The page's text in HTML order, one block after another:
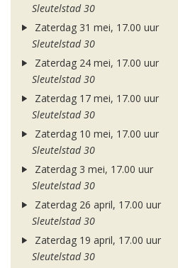
Sleutelstad 30
Zaterdag 31 mei, 17.00 uur
Sleutelstad 30
Zaterdag 24 mei, 17.00 uur
Sleutelstad 30
Zaterdag 17 mei, 17.00 uur
Sleutelstad 30
Zaterdag 10 mei, 17.00 uur
Sleutelstad 30
Zaterdag 3 mei, 17.00 uur
Sleutelstad 30
Zaterdag 26 april, 17.00 uur
Sleutelstad 30
Zaterdag 19 april, 17.00 uur
Sleutelstad 30